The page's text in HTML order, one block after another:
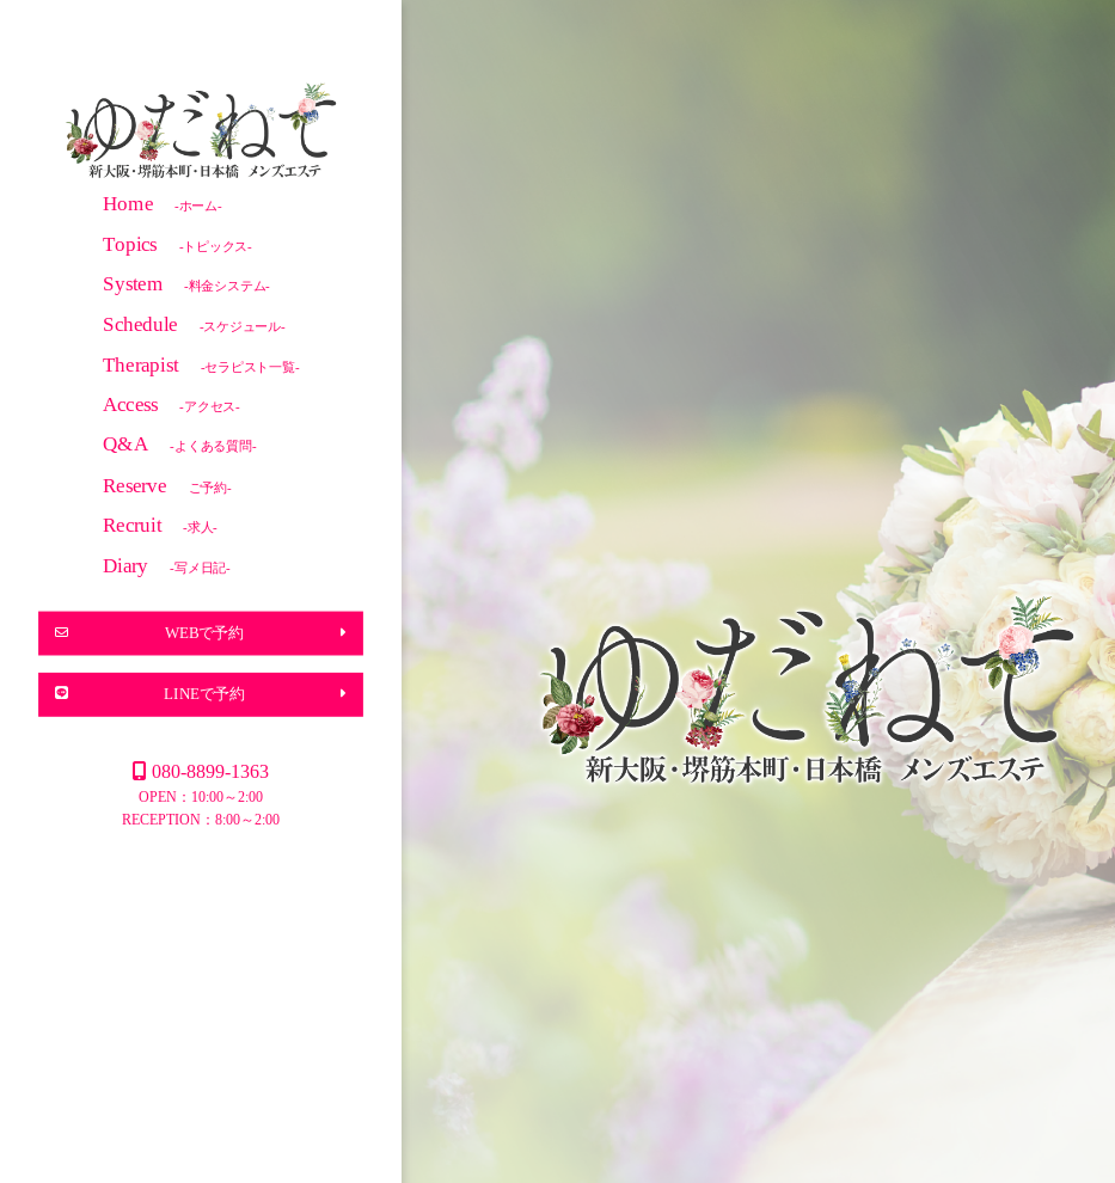
Home -ホーム-
Topics -トピックス-
System -料金システム-
Schedule -スケジュール-
Therapist -セラピスト一覧-
Access -アクセス-
Q&A -よくある質問-
Reserve ご予約-
Recruit -求人-
Diary -写メ日記-
WEBで予約
LINEで予約
080-8899-1363
OPEN：10:00～2:00
RECEPTION：8:00～2:00